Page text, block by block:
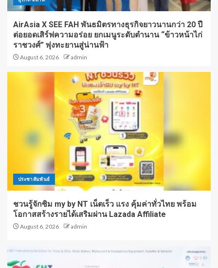
AirAsia X SEE FAH พันธมิตรทางธุรกิจยาวนานกว่า 20 ปี
ต่อยอดเสิร์ฟความอร่อย ยกเมนูระดับตำนาน “ข้าวหน้าไก่
ราชวงศ์” พุ่งทะยานสู่น่านฟ้า
August 6, 2026 admin
ประชาสัมพันธ์
ชวนรู้จักซิม my by NT เน็ตเร็ว แรง คุ้มค่าทั่วไทย พร้อม
โอกาสสร้างรายได้เสริมผ่าน Lazada Affiliate
August 6, 2026 admin